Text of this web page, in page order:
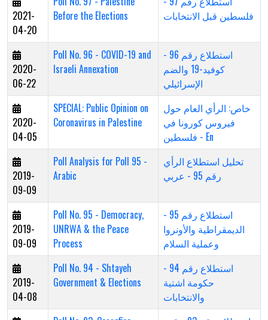
2021-
04-20
Before the Elections
فلسطين قبل الانتخابات
2020-
06-22
Poll No. 96 - COVID-19 and
Israeli Annexation
استطلاع رقم 96 -
كوفيد-19 والضم
الإسرائيلي
2020-
04-05
SPECIAL: Public Opinion on
Coronavirus in Palestine
خاص: الرأي العام حول
فيروس كورونا في
فلسطين - En
2019-
09-09
Poll Analysis for Poll 95 -
Arabic
تحليل استطلاع الرأي
رقم 95 - عربي
2019-
09-09
Poll No. 95 - Democracy,
UNRWA & the Peace
Process
استطلاع رقم 95 -
الديمقراطية والأونروا
وعملية السلام
2019-
04-08
Poll No. 94 - Shtayeh
Government & Elections
استطلاع رقم 94 -
حكومة اشتية
والانتخابات